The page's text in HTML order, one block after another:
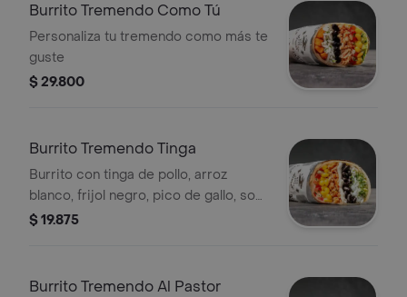
Burrito Tremendo Como Tú
Personaliza tu tremendo como más te
guste
$ 29.800
Burrito Tremendo Tinga
Burrito con tinga de pollo, arroz
blanco, frijol negro, pico de gallo, sour
cream, maíz y guacamole. picante
$ 19.875
Burrito Tremendo Al Pastor